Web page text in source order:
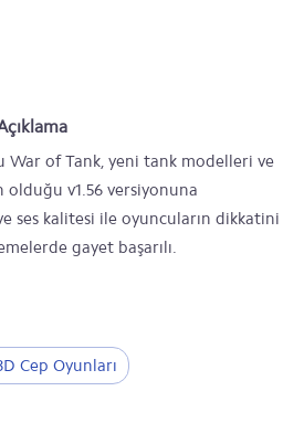
War of Tank, yeni tank modelleri ve
v1.56 versiyonuna
ses kalitesi ile oyuncuların dikkatini
gayet başarılı.
Cep Oyunları